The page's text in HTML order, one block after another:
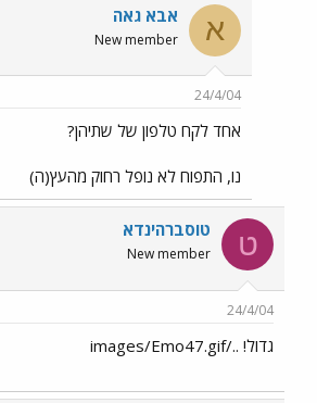
א אבא גאה
New member
24/4/04
אחד לקח טלפון של שתיהן?
נו, התפוח לא נופל רחוק מהעץ(ה)
ט טוסברהינדא
New member
24/4/04
גדול! ../images/Emo47.gif